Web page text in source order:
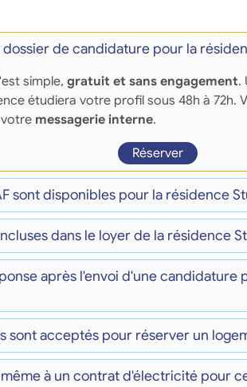
de candidature pour la
simple, gratuit et sans engagement.
étudiera votre profil sous 48h à 72h.
messagerie interne.
Réserver
sont disponibles pour la résidence
dans le loyer de la résidence
après l'envoi d'une candidature
sont acceptés pour réserver un
à un contrat d'électricité pour